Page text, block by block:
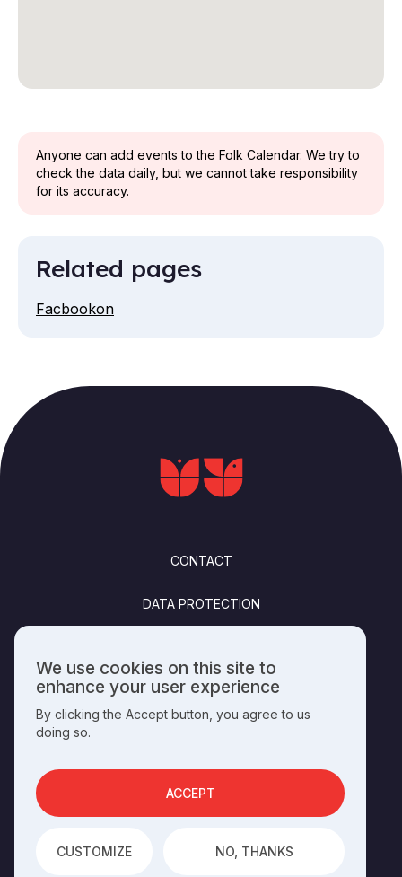
Anyone can add events to the Folk Calendar. We try to
check the data daily, but we cannot take responsibility
for its accuracy.
Related pages
Facbookon
CONTACT
DATA PROTECTION
PUBLISHING INFO
SOCIALS
DEVELOPED BY
INTEGRAL VISION
Use
of
personal
data
cookies
We use cookies on this site to
enhance your user experience
By clicking the Accept button, you agree to us
doing so.
CUSTOMIZE NO, THANKS
ACCEPT